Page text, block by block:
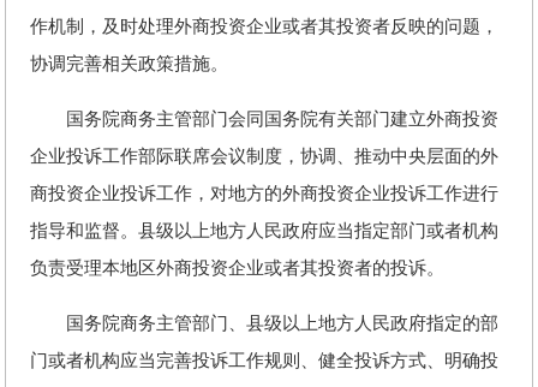
作机制，及时处理外商投资企业或者其投资者反映的问题，
协调完善相关政策措施。
国务院商务主管部门会同国务院有关部门建立外商投资
企业投诉工作部际联席会议制度，协调、推动中央层面的外
商投资企业投诉工作，对地方的外商投资企业投诉工作进行
指导和监督。县级以上地方人民政府应当指定部门或者机构
负责受理本地区外商投资企业或者其投资者的投诉。
国务院商务主管部门、县级以上地方人民政府指定的部
门或者机构应当完善投诉工作规则、健全投诉方式、明确投